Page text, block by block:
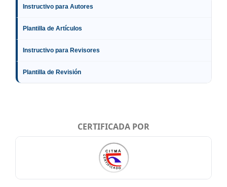
Instructivo para Autores
Plantilla de Artículos
Instructivo para Revisores
Plantilla de Revisión
CERTIFICADA POR